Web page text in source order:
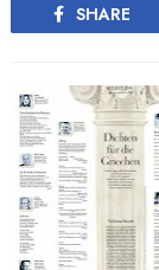
SHARE